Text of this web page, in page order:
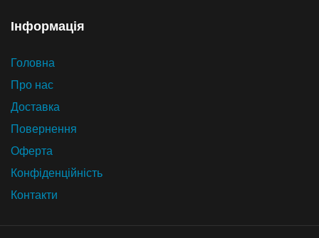
Iнформацiя
Головна
Про нас
Доставка
Повернення
Оферта
Конфіденційність
Контакти